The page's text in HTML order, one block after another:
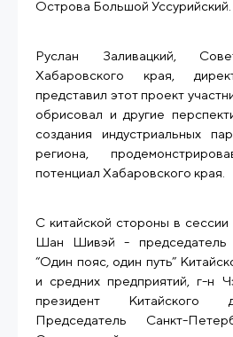
Острова Большой Уссурийский.
Руслан Заливацкий,
Хабаровского края,
представил этот проект
обрисовал и другие
создания индустриальных
региона,
потенциал Хабаровского края.
С китайской стороны в сессии
Шан Шивэй - председатель
“Один пояс, один путь”
и средних предприятий, г-н
президент Китайского
Председатель Санкт-